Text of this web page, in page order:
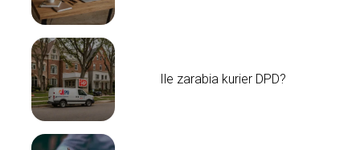
Ile zarabia kurier DPD?